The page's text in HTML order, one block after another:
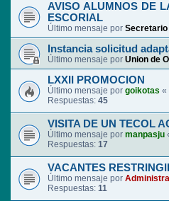
AVISO ALUMNOS DE
ESCORIAL
Último mensaje por Secretario
Instancia solicitud
Último mensaje por Union de
LXXII PROMOCION
Último mensaje por goikotas «
Respuestas: 45
VISITA DE UN TECOL
Último mensaje por manpasju
Respuestas: 17
VACANTES
Último mensaje por
Respuestas: 11